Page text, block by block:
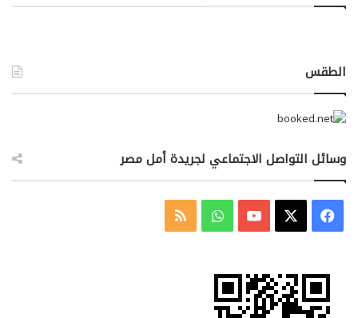
الطقس
وسائل التواصل الاجتماعي لجريدة أمل مصر
فيسبوك ‫YouTubeواتسابملخص